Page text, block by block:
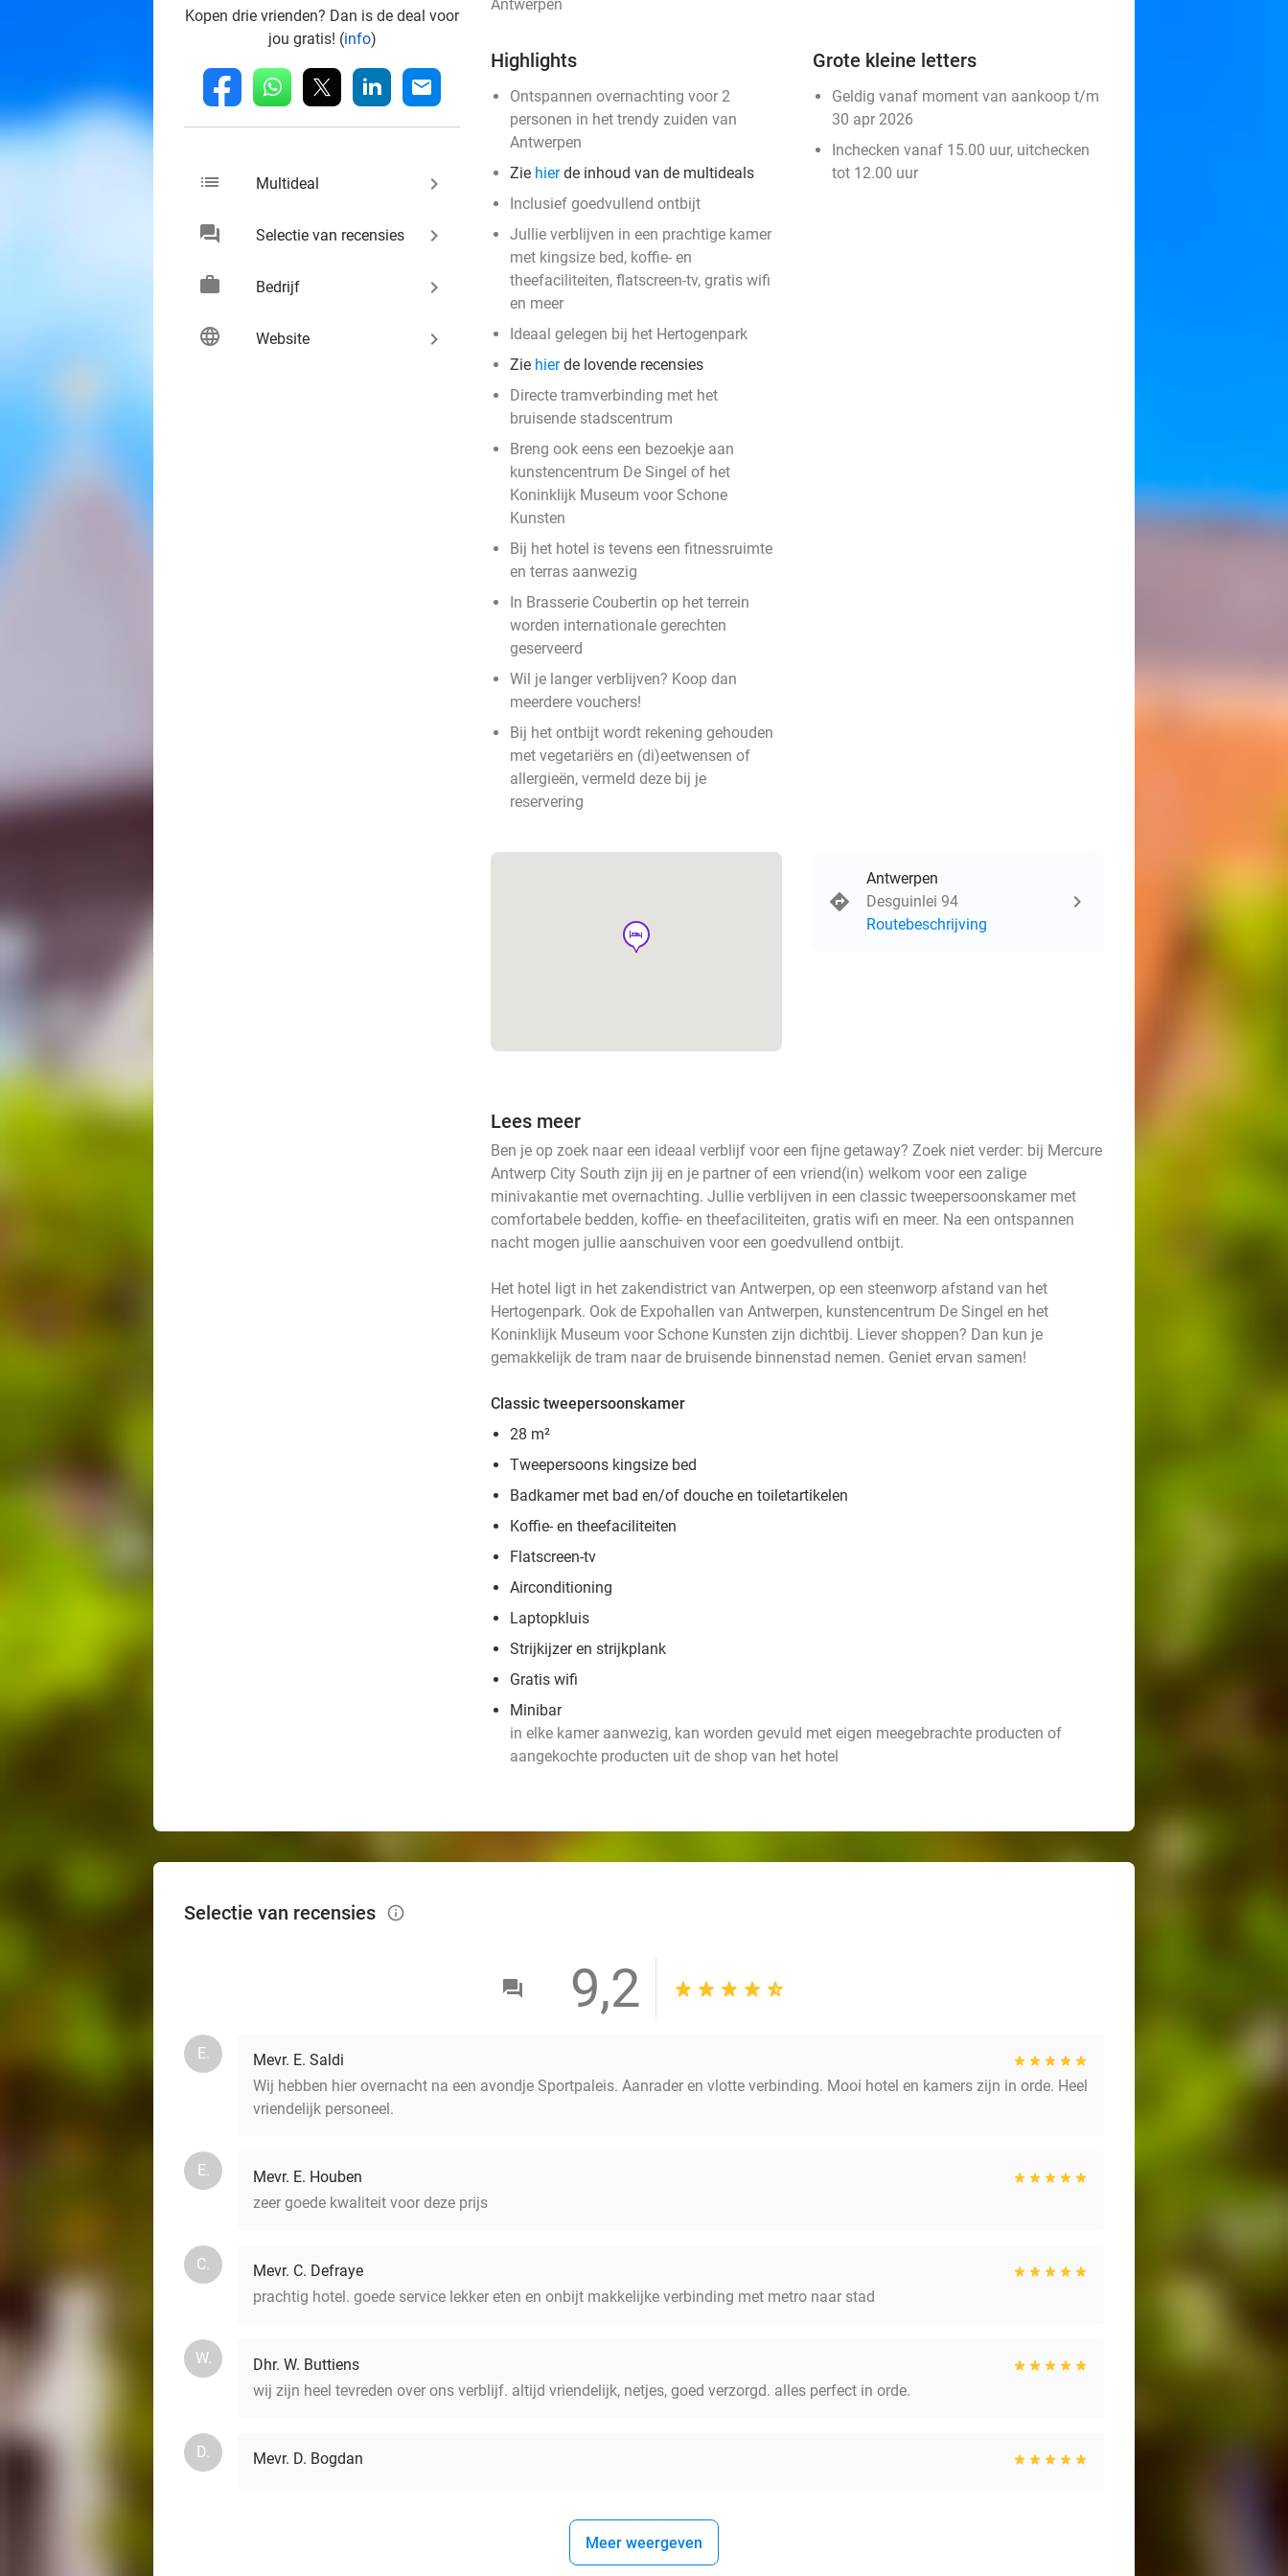
Kopen drie vrienden? Dan is de deal voor
jou gratis! (info)
fb whatsapp linkedin mail
list Multideal keyboard_arrow_right
chat Selectie van recensies keyboard_arrow_right
work Bedrijf keyboard_arrow_right
language Website keyboard_arrow_right
Antwerpen
Highlights
Ontspannen overnachting voor 2
personen in het trendy zuiden van
Antwerpen
Zie hierde inhoud van de multideals
Inclusief goedvullend ontbijt
Jullie verblijven in een prachtige kamer
met kingsize bed, koffie- en
theefaciliteiten, flatscreen-tv, gratis wifi
en meer
Ideaal gelegen bij het Hertogenpark
Zie hierde lovende recensies
Directe tramverbinding met het
bruisende stadscentrum
Breng ook eens een bezoekje aan
kunstencentrum De Singel of het
Koninklijk Museum voor Schone
Kunsten
Bij het hotel is tevens een fitnessruimte
en terras aanwezig
In Brasserie Coubertin op het terrein
worden internationale gerechten
geserveerd
Wil je langer verblijven? Koop dan
meerdere vouchers!
Bij het ontbijt wordt rekening gehouden
met vegetariërs en (di)eetwensen of
allergieën, vermeld deze bij je
reservering
Grote kleine letters
Geldig vanaf moment van aankoop t/m
30 apr 2026
Inchecken vanaf 15.00 uur, uitchecken
tot 12.00 uur
hotel
Antwerpen
Desguinlei 94
Routebeschrijving
Lees meer
Ben je op zoek naar een ideaal verblijf voor een fijne getaway? Zoek niet verder: bij Mercure
Antwerp City South zijn jij en je partner of een vriend(in) welkom voor een zalige
minivakantie met overnachting. Jullie verblijven in een classic tweepersoonskamer met
comfortabele bedden, koffie- en theefaciliteiten, gratis wifi en meer. Na een ontspannen
nacht mogen jullie aanschuiven voor een goedvullend ontbijt.
Het hotel ligt in het zakendistrict van Antwerpen, op een steenworp afstand van het
Hertogenpark. Ook de Expohallen van Antwerpen, kunstencentrum De Singel en het
Koninklijk Museum voor Schone Kunsten zijn dichtbij. Liever shoppen? Dan kun je
gemakkelijk de tram naar de bruisende binnenstad nemen. Geniet ervan samen!
Classic tweepersoonskamer
28 m²
Tweepersoons kingsize bed
Badkamer met bad en/of douche en toiletartikelen
Koffie- en theefaciliteiten
Flatscreen-tv
Airconditioning
Laptopkluis
Strijkijzer en strijkplank
Gratis wifi
Minibar
in elke kamer aanwezig, kan worden gevuld met eigen meegebrachte producten of
aangekochte producten uit de shop van het hotel
Selectie van recensies info_outlined
9,2
E.
Mevr. E. Saldi
Wij hebben hier overnacht na een avondje Sportpaleis. Aanrader en vlotte verbinding. Mooi hotel en kamers zijn in orde. Heel
vriendelijk personeel.
E.
Mevr. E. Houben
zeer goede kwaliteit voor deze prijs
C.
Mevr. C. Defraye
prachtig hotel. goede service lekker eten en onbijt makkelijke verbinding met metro naar stad
W.
Dhr. W. Buttiens
wij zijn heel tevreden over ons verblijf. altijd vriendelijk, netjes, goed verzorgd. alles perfect in orde.
D. Mevr. D. Bogdan
Meer weergeven